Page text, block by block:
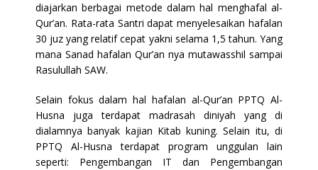
diajarkan berbagai metode dalam hal menghafal al-
Qur’an. Rata-rata Santri dapat menyelesaikan hafalan
30 juz yang relatif cepat yakni selama 1,5 tahun. Yang
mana Sanad hafalan Qur’an nya mutawasshil sampai
Rasulullah SAW.
Selain fokus dalam hal hafalan al-Qur’an PPTQ Al-
Husna juga terdapat madrasah diniyah yang di
dialamnya banyak kajian Kitab kuning. Selain itu, di
PPTQ Al-Husna terdapat program unggulan lain
seperti: Pengembangan IT dan Pengembangan